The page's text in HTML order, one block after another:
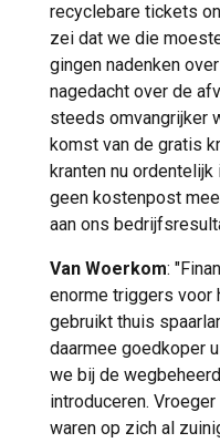
recyclebare tickets
zei dat we die
gingen nadenken
nagedacht over de
steeds omvangrijker
komst van de gratis
kranten nu
geen kostenpost
aan ons
Van Woerkom:
enorme triggers voor
gebruikt thuis
daarmee goedkoper
we bij de
introduceren.
waren op zich al